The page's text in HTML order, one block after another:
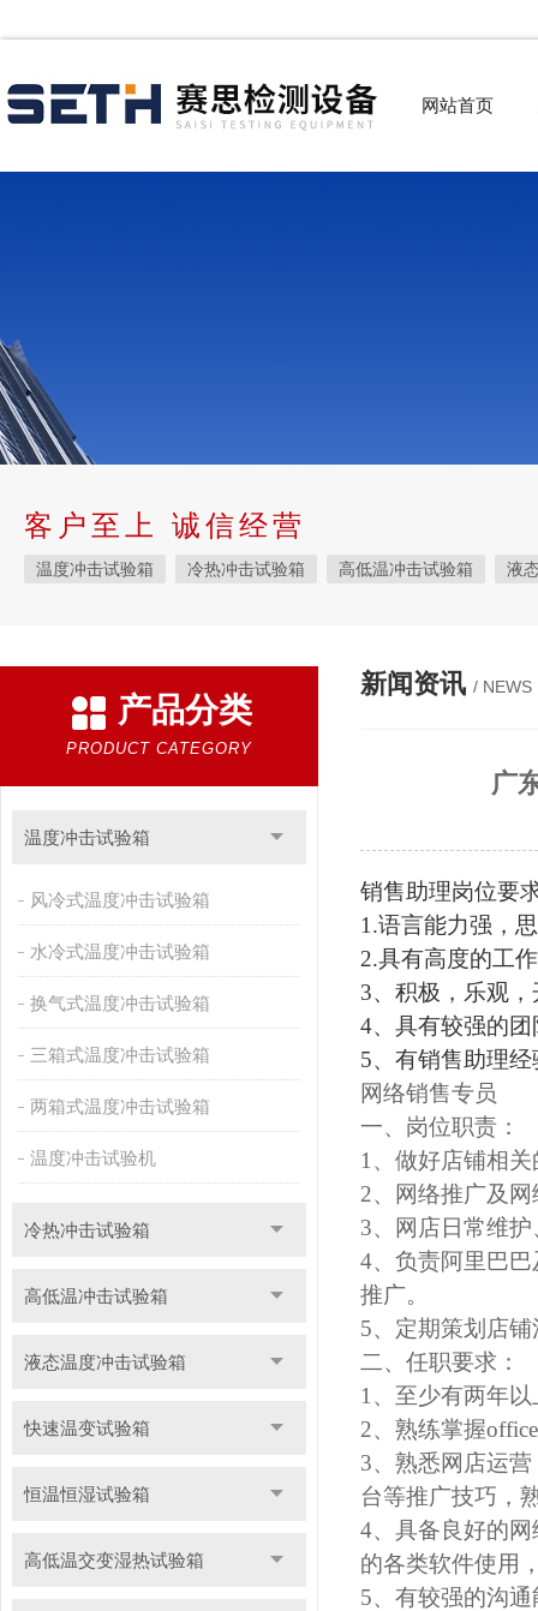
网站首页
客户至上 诚信经营
温度冲击试验箱 冷热冲击试验箱 高低温冲击试验箱 液
霉菌试验箱 应力筛选试验箱 IPX9K淋雨箱 温湿度检定箱
盐雾试验箱 老化试验箱
自然恒温对流试验箱 自动化产线高低温试验箱 温湿度光照
新能源专用设备 PCT高压加速老化试验机
绝缘裂化.特性评价系统
产品分类
PRODUCT CATEGORY
温度冲击试验箱
风冷式温度冲击试验箱
水冷式温度冲击试验箱
换气式温度冲击试验箱
三箱式温度冲击试验箱
两箱式温度冲击试验箱
温度冲击试验机
冷热冲击试验箱
高低温冲击试验箱
液态温度冲击试验箱
快速温变试验箱
恒温恒湿试验箱
高低温交变湿热试验箱
新闻资讯 / NEWS
广
销售助理岗位要
1.语言能力强，
2.具有高度的工
3、积极，乐观
4、具有较强的
5、有销售 助理经
网络销售专员
一、岗位职责：
1、做好店铺相
2、网络推广及
3、网店日常维
4、负责阿里巴巴
推广。
5、定期策划店
二、任职要求：
1、至少有两年
2、熟练掌握
3、熟悉网店运
台等推广技巧，
4、具备良好的
的各类软件使用
5、有较强的沟